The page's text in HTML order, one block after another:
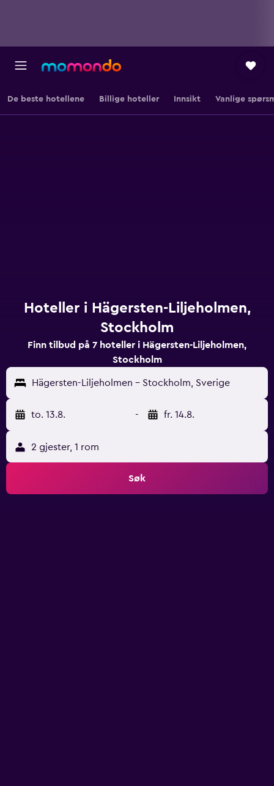
De beste hotellene Billige hoteller Innsikt Vanlige
Hoteller i Hägersten-Liljeholmen,
Stockholm
Finn tilbud på 7 hoteller i Hägersten-Liljeholmen,
Stockholm
Hägersten-Liljeholmen - Stockholm, Sverige
to. 13.8. - fr. 14.8.
2 gjester, 1 rom
Søk